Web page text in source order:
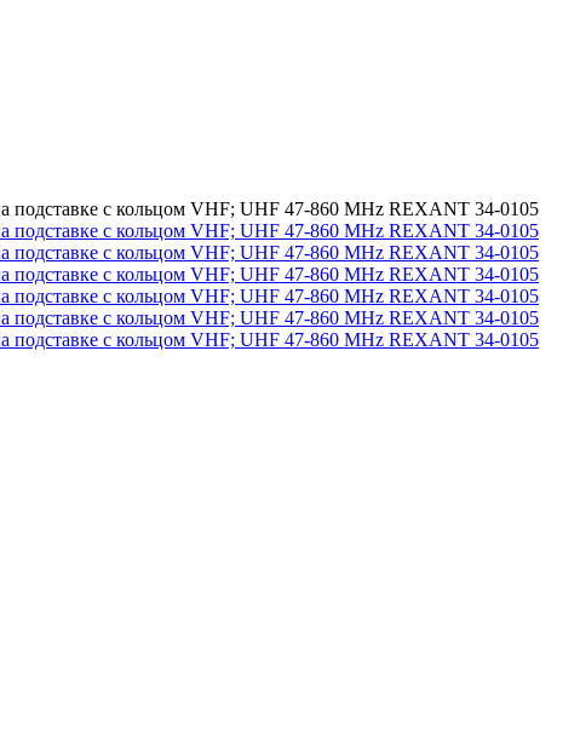
подставке с кольцом VHF; UHF 47-860 MHz REXANT 34-0105